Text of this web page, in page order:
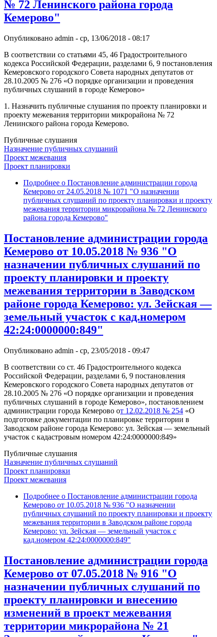
№ 72 Ленинского района города
Кемерово"
Опубликовано admin - ср, 13/06/2018 - 08:17
В соответствии со статьями 45, 46 Градостроительного
кодекса Российской Федерации, разделами 6, 9 постановления
Кемеровского городского Совета народных депутатов от
28.10.2005 № 276 «О порядке организации и проведения
публичных слушаний в городе Кемерово»
1. Назначить публичные слушания по проекту планировки и
проекту межевания территории микрорайона № 72
Ленинского района города Кемерово.
Публичные слушания
Назначение публичных слушаний
Проект межевания
Проект планировки
Подробнее о Постановление администрации города
Кемерово от 24.05.2018 № 1071 "О назначении
публичных слушаний по проекту планировки и проекту
межевания территории микрорайона № 72 Ленинского
района города Кемерово"
Постановление администрации города
Кемерово от 10.05.2018 № 936 "О
назначении публичных слушаний по
проекту планировки и проекту
межевания территории в Заводском
районе города Кемерово: ул. Зейская —
земельный участок с кад.номером
42:24:0000000:849"
Опубликовано admin - ср, 23/05/2018 - 09:47
В соответствии со ст. 46 Градостроительного кодекса
Российской Федерации, разделами 6, 9 постановления
Кемеровского городского Совета народных депутатов от
28.10.2005 № 276 «О порядке организации и проведения
публичных слушаний в городе Кемерово», постановлением
администрации города Кемерово от 12.02.2018 № 254 «О
подготовке документации по планировке территории в
Заводском районе города Кемерово: ул. Зейская — земельный
участок с кадастровым номером 42:24:0000000:849»
Публичные слушания
Назначение публичных слушаний
Проект планировки
Проект межевания
Подробнее о Постановление администрации города
Кемерово от 10.05.2018 № 936 "О назначении
публичных слушаний по проекту планировки и проекту
межевания территории в Заводском районе города
Кемерово: ул. Зейская — земельный участок с
кад.номером 42:24:0000000:849"
Постановление администрации города
Кемерово от 07.05.2018 № 916 "О
назначении публичных слушаний по
проекту планировки и внесению
изменений в проект межевания
территории микрорайона № 21